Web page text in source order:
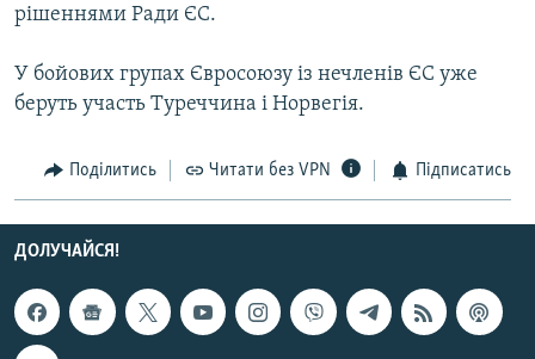
рішеннями Ради ЄС.
У бойових групах Євросоюзу із нечленів ЄС уже
беруть участь Туреччина і Норвегія.
Поділитись Читати без VPN Підписатись
ДОЛУЧАЙСЯ!